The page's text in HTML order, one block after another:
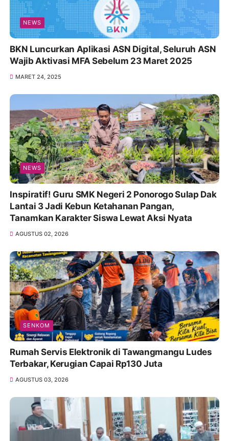
NEWS
BKN Luncurkan Aplikasi ASN Digital, Seluruh ASN
Wajib Aktivasi MFA Sebelum 23 Maret 2025
MARET 24, 2025
NEWS
Inspiratif! Guru SMK Negeri 2 Ponorogo Sulap Dak
Lantai 3 Jadi Kebun Ketahanan Pangan,
Tanamkan Karakter Siswa Lewat Aksi Nyata
AGUSTUS 02, 2026
SENKOM
Rumah Servis Elektronik di Tawangmangu Ludes
Terbakar, Kerugian Capai Rp130 Juta
AGUSTUS 03, 2026